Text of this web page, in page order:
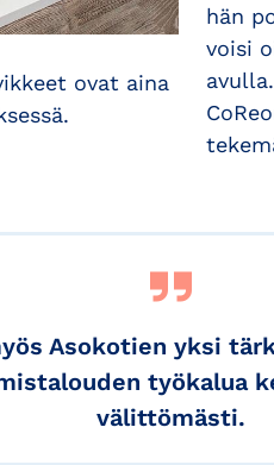
ovat aina
hän
voisi
Asokotien yksi
työkalua
välittömästi.